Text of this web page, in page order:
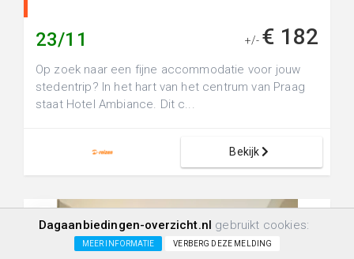
23/11 +/- € 182
Op zoek naar een fijne accommodatie voor jouw
stedentrip? In het hart van het centrum van Praag
staat Hotel Ambiance. Dit c...
Bekijk
Dagaanbiedingen-overzicht.nl gebruikt cookies:
MEER INFORMATIE VERBERG DEZE MELDING